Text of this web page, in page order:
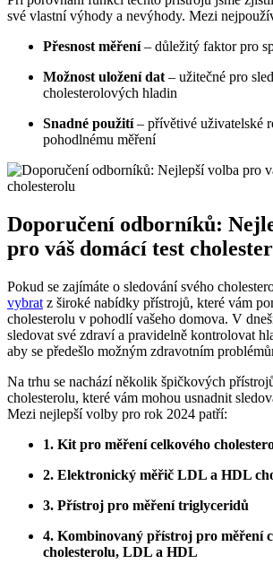
své vlastní výhody a nevýhody. Mezi
Přesnost měření– důležitý faktor pro
Možnost uložení dat – užitečné pro
cholesterolových hladin
Snadné použití– přívětivé uživatelské
pohodlnému měření
Doporučení odborníků:
pro váš domácí test
Pokud se zajímáte o sledování svého
vybrat z široké nabídky přístrojů, které vám
cholesterolu v pohodlí vašeho domova. V
sledovat své zdraví a pravidelně kontrolovat
aby se předešlo možným zdravotním
Na trhu se nachází několik špičkových
cholesterolu, které vám mohou usnadnit
Mezi nejlepší volby pro rok 2024 patří:
1. Kit pro měření celkového
2. Elektronický měřič LDL a HDL
3. Přístroj pro měření triglyceridů
4. Kombinovaný přístroj pro měření
cholesterolu, LDL a HDL